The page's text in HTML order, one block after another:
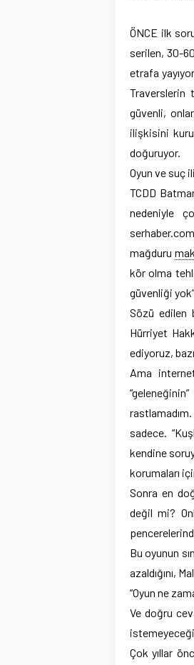
ÖNCE ilk
serilen, 30-
etrafa
Traverslerin
güvenli,
ilişkisini
doğuruyor.
Oyun ve suç
TCDD
nedeniyle
mağduru
kör olma
güvenliği
Sözü edilen
Hürriyet
ediyoruz,
Ama
sadece.
kendine
korumaları
Sonra en
değil mi?
Bu oyunun
azaldığını,
“Oyun ne
Ve doğru
Çok yıllar